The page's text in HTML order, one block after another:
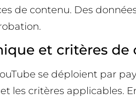
de contenu. Des
et critères de
se déploient par
les critères applicables.